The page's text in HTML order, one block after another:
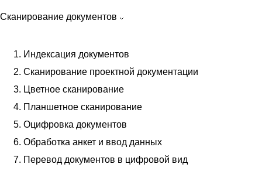
Сканирование документов
Индексация документов
Сканирование проектной документации
Цветное сканирование
Планшетное сканирование
Оцифровка документов
Обработка анкет и ввод данных
Перевод документов в цифровой вид
Хранение документов
Управленческих
Ответственное
Магнитных носителей
Электронных
Кадровых
Внеофисное